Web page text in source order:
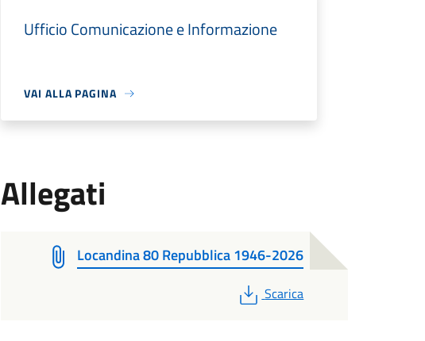
Ufficio Comunicazione e Informazione
VAI ALLA PAGINA
Allegati
Locandina 80 Repubblica 1946-2026
PDF
Scarica